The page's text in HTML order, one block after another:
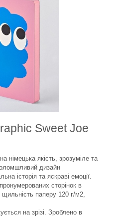
Sweet Joe
німецька якість, зрозуміле та
дизайн
історія та яскраві емоції.
сторінок в
паперу 120 г/м2,
на зрізі. Зроблено в